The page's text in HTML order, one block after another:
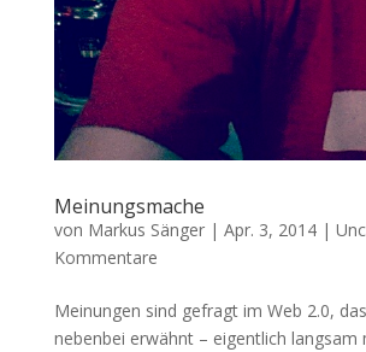
Meinungsmache
von Markus Sänger| Apr. 3, 2014|
Kommentare
Meinungen sind gefragt im Web 2.0,
nebenbei erwähnt – eigentlich langsam